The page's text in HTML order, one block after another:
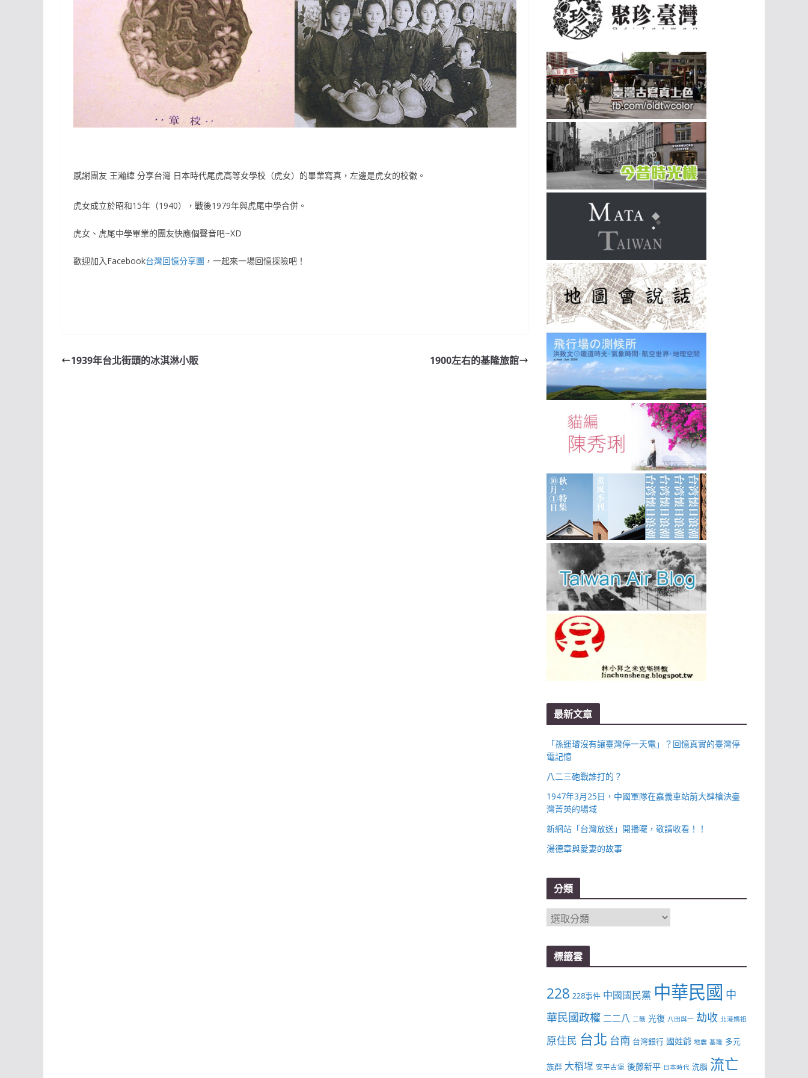
感謝團友 王瀚緯 分享台灣 日本時代尾虎高等女學校（虎女）的畢業寫真，左邊是虎女的校徽。
虎女成立於昭和15年（1940），戰後1979年與虎尾中學合併。
虎女、虎尾中學畢業的團友快應個聲音吧~XD
歡迎加入Facebook台灣回憶分享團 ，一起來一場回憶探險吧！
1939年台北街頭的冰淇淋小販 1900左右的基隆旅館
最新文章
「孫運璿沒有讓臺灣停一天電」？回憶真實的臺灣停
電記憶
八二三砲戰誰打的？
1947年3月25日，中國軍隊在嘉義車站前大肆槍決臺
灣菁英的場域
新網站「台灣放送」開播囉，敬請收看！！
湯德章與愛妻的故事
分類
分
類
標籤雲
228 228事件 中國國民黨 中華民國 中
華民國政權 二二八 二戰 光復 八田與一 劫收 北港媽祖
原住民 台北 台南 台灣銀行 國姓爺 地震 基隆 多元
族群 大稻埕 安平古堡 後藤新平 日本時代 洗腦 流亡